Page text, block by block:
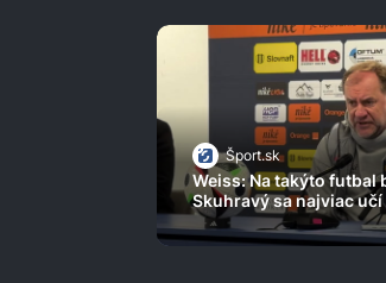
Šport.sk
Weiss: Na takýto
Skuhravý sa najviac
Slovanom